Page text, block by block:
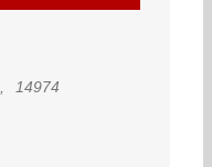
14974